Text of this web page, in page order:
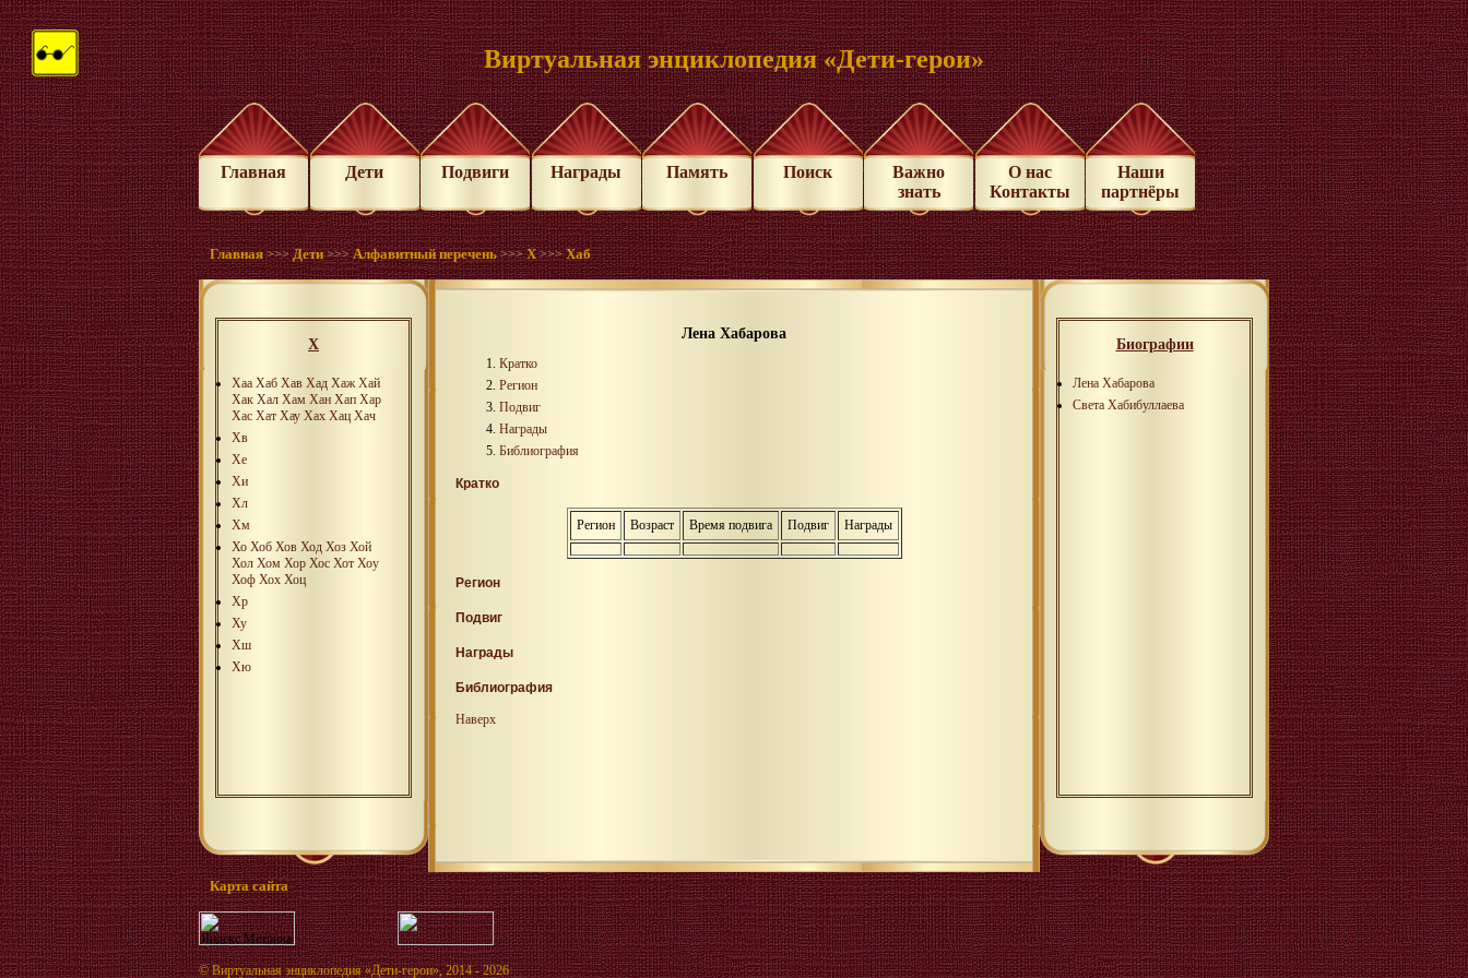
Виртуальная энциклопедия «Дети-герои»
Главная Дети Подвиги Награды Память Поиск
Важно
знать
О нас
Контакты
Наши
партнёры
Главная >>>Дети >>>Алфавитный перечень >>>Х >>>Хаб
Х
Хаа Хаб Хав Хад Хаж Хай
Хак Хал Хам Хан Хап Хар
Хас Хат Хау Хах Хац Хач
Хв
Хе
Хи
Хл
Хм
Хо Хоб Хов Ход Хоз Хой
Хол Хом Хор Хос Хот Хоу
Хоф Хох Хоц
Хр
Ху
Хш
Хю
Биографии
Лена Хабарова
Света Хабибуллаева
Лена Хабарова
Кратко
Регион
Подвиг
Награды
Библиография
Кратко
Регион Возраст Время подвига Подвиг Награды
Регион
Подвиг
Награды
Библиография
Наверх
Карта сайта
©Виртуальная энциклопедия «Дети-герои», 2014 - 2026